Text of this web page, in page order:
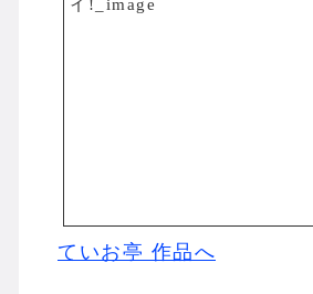
ていお亭 作品へ